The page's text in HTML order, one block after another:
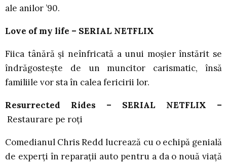
ale anilor ’90.
Love of my life – SERIAL NETFLIX
Fiica tânără și neînfricată a unui moșier înstărit se
îndrăgostește de un muncitor carismatic, însă
familiile vor sta în calea fericirii lor.
Resurrected Rides – SERIAL NETFLIX –
Restaurare pe roți
Comedianul Chris Redd lucrează cu o echipă genială
de experți în reparații auto pentru a da o nouă viață